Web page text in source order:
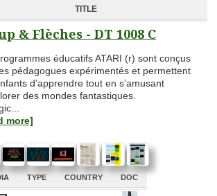
TITLE
& Flèches - DT 1008 C
éducatifs ATARI (r) sont conçus
pédagogues expérimentés et permettent
d’apprendre tout en s’amusant
des mondes fantastiques.
more]
TYPE COUNTRY DOC